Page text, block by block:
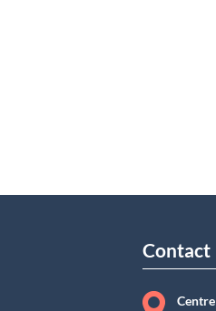
Contact